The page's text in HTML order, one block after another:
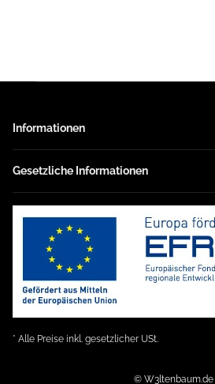
Informationen
Gesetzliche Informationen
* Alle Preise inkl. gesetzlicher USt.
© W3ltenbaum.de